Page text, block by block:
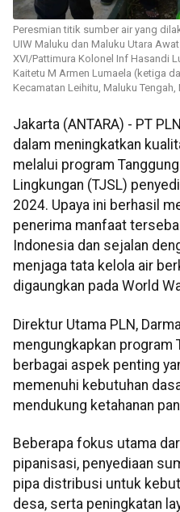
Peresmian titik sumber air yang
UIW Maluku dan Maluku Utara
XVI/Pattimura Kolonel Inf Hasandi
Kaitetu M Armen Lumaela (ketiga
Kecamatan Leihitu, Maluku Tengah,
Jakarta (ANTARA) - PT
dalam meningkatkan
melalui program
Lingkungan (TJSL)
2024. Upaya ini berhasil
penerima manfaat
Indonesia dan sejalan
menjaga tata kelola air
digaungkan pada World
Direktur Utama PLN,
mengungkapkan program
berbagai aspek penting
memenuhi kebutuhan
mendukung ketahanan
Beberapa fokus utama
pipanisasi, penyediaan
pipa distribusi untuk
desa, serta peningkatan